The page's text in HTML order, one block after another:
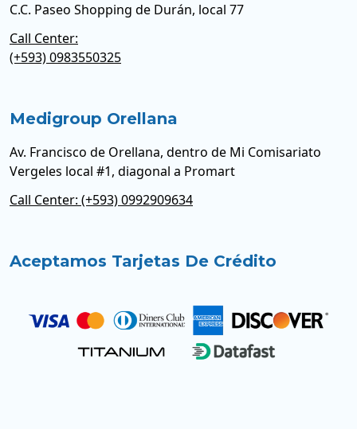
C.C. Paseo Shopping de Durán, local 77
Call Center:
(+593) 0983550325
Medigroup Orellana
Av. Francisco de Orellana, dentro de Mi Comisariato
Vergeles local #1, diagonal a Promart
Call Center: (+593) 0992909634
Aceptamos Tarjetas De Crédito